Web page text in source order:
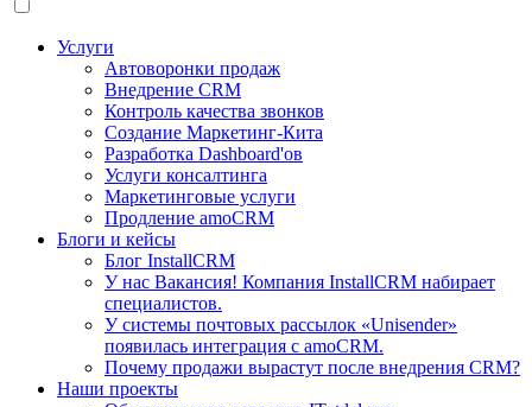
Услуги
Автоворонки продаж
Внедрение CRM
Контроль качества звонков
Создание Маркетинг-Кита
Разработка Dashboard'ов
Услуги консалтинга
Маркетинговые услуги
Продление amoCRM
Блоги и кейсы
Блог InstallCRM
У нас Вакансия! Компания InstallCRM набирает
специалистов.
У системы почтовых рассылок «Unisender»
появилась интеграция с amoCRM.
Почему продажи вырастут после внедрения CRM?
Наши проекты